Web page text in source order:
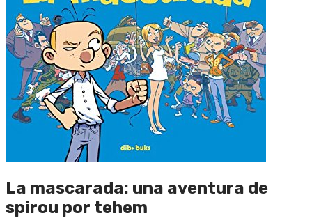
La mascarada: una aventura de
spirou por tehem